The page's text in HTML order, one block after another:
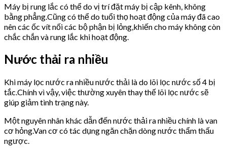
Máy bị rung lắc có thể do vị trí đặt máy bị cập kênh, không
bằng phẳng.Cũng có thể do tuổi thọ hoạt động của máy đã cao
nên các ốc vít nối các bộ phận bị lỏng,khiến cho máy không còn
chắc chắn và rung lắc khi hoạt động.
Nước thải ra nhiều
Khi máy lọc nước ra nhiều nước thải là do lõi lọc nước số 4 bị
tắc.Chính vì vậy, việc thường xuyên thay thế lõi lọc nước sẽ
giúp giảm tình trạng này.
Một nguyên nhân khác dẫn đến nước thải ra nhiều chính là van
cơ hỏng.Van cơ có tác dụng ngăn chặn dòng nước thẩm thấu
ngược.